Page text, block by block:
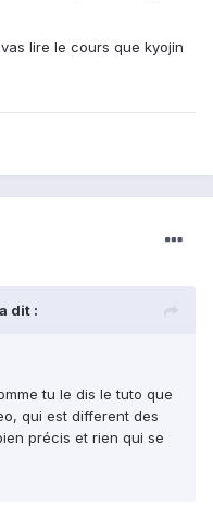
lire le cours que kyojin
dit :
tu le dis le tuto que
qui est different des
précis et rien qui se